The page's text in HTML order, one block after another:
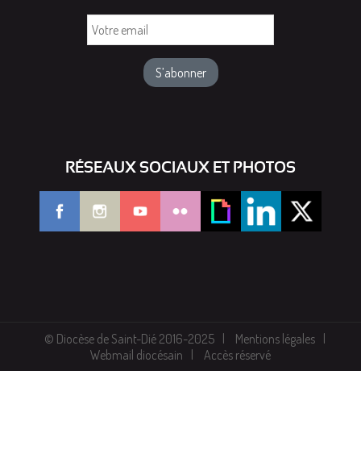
RÉSEAUX SOCIAUX ET PHOTOS
© Diocèse de Saint-Dié 2016-2025
Mentions légales
Webmail diocésain
Accès réservé